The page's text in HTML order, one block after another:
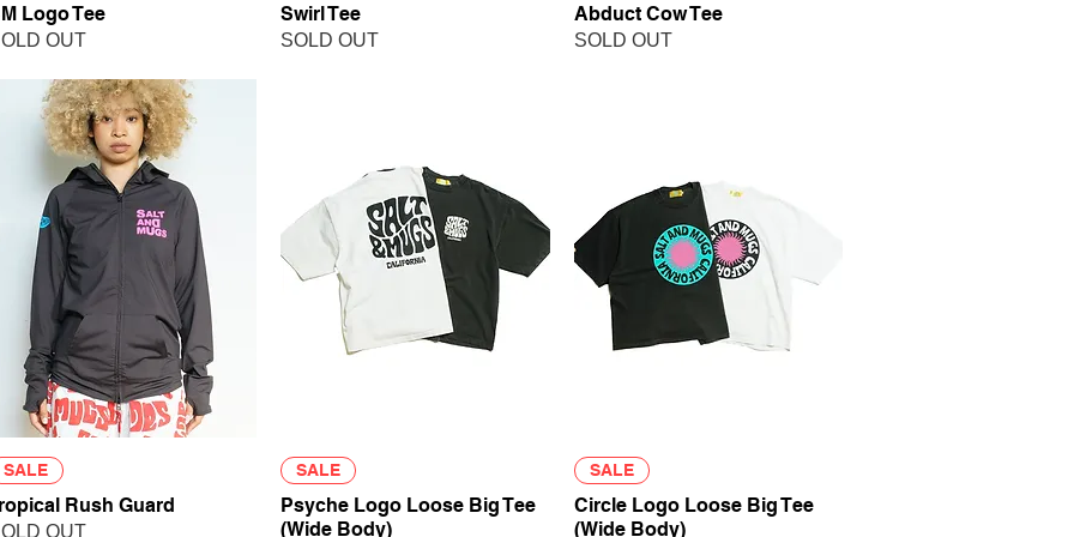
Logo Tee
OUT
Swirl Tee
SOLD OUT
Abduct Cow Tee
SOLD OUT
クイックビュー
SALE
Rush Guard
OUT
SALE
Psyche Logo Loose Big Tee
(Wide Body)
クイックビュー
SALE
Circle Logo Loose Big Tee
(Wide Body)